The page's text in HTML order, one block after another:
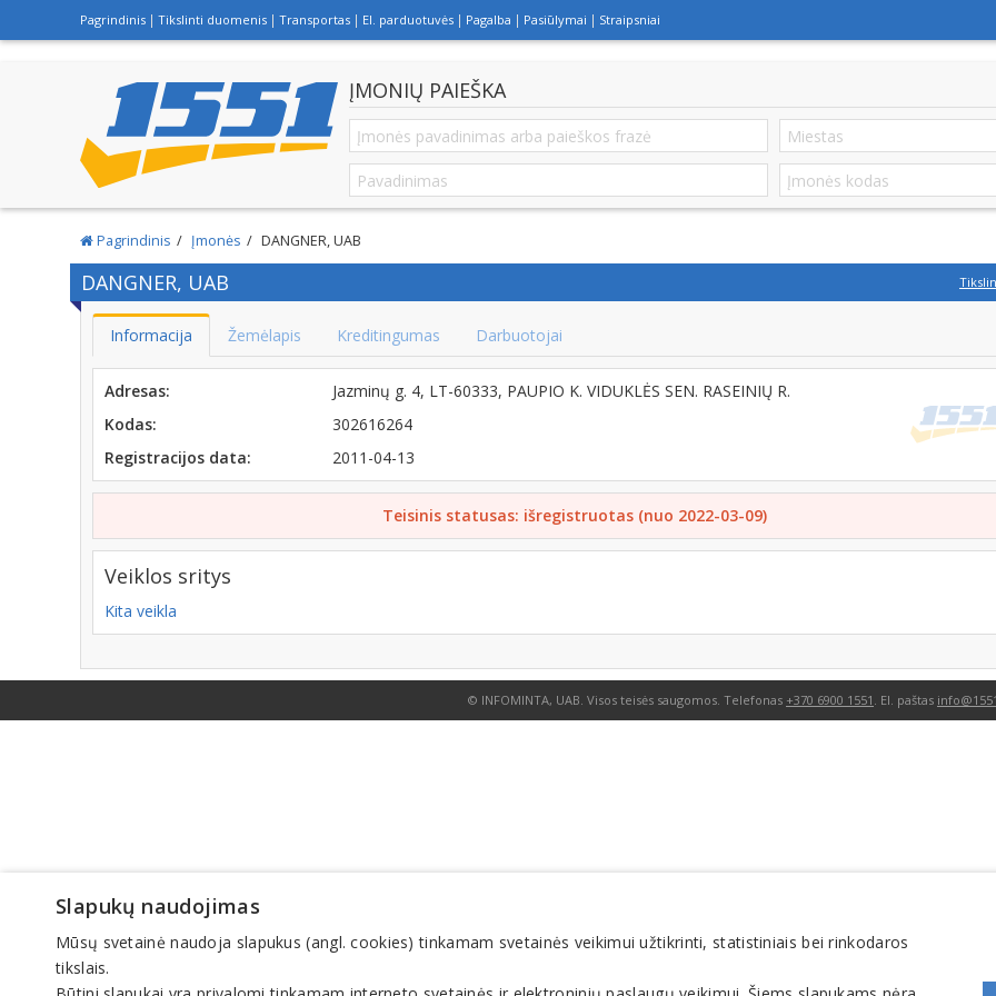
Pagrindinis Tikslinti duomenis Transportas El. parduotuvės Pagalba Pasiūlymai Straipsniai
ĮMONIŲ PAIEŠKA
Pagrindinis Įmonės DANGNER, UAB
DANGNER, UAB
Informacija Žemėlapis Kreditingumas Darbuotojai
Adresas:
Jazminų g. 4, LT-60333, PAUPIO K. VIDUKLĖS SEN. RASEINIŲ R.
Kodas:
302616264
Registracijos data:
2011-04-13
Teisinis statusas: išregistruotas (nuo 2022-03-09)
Veiklos sritys
Kita veikla
© INFOMINTA, UAB. Visos teisės saugomos. Telefonas +370 6900 1551 . El. paštas
Slapukų naudojimas
Mūsų svetainė naudoja slapukus (angl. cookies) tinkamam svetainės veikimui užtikrinti, statistiniais bei rinkodaros
tikslais.